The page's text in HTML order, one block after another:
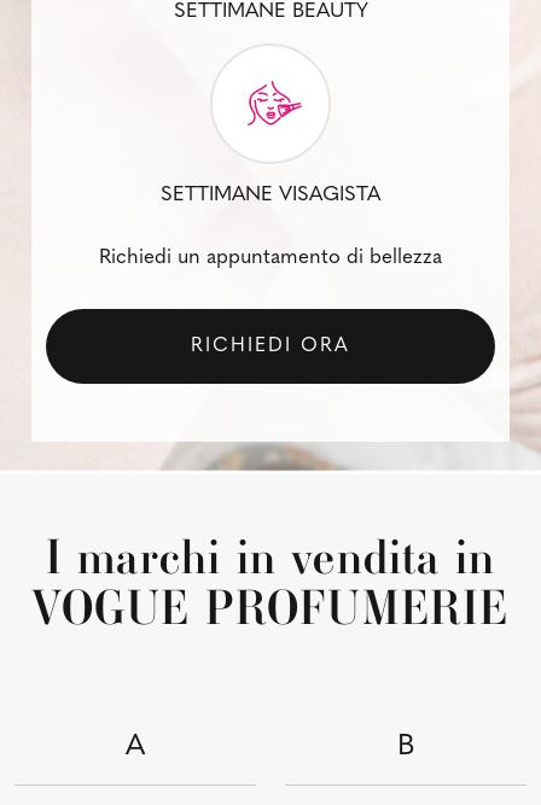
SETTIMANE BEAUTY
SETTIMANE VISAGISTA
Richiedi un appuntamento di bellezza
RICHIEDI ORA
I marchi in vendita in
VOGUE PROFUMERIE
A B